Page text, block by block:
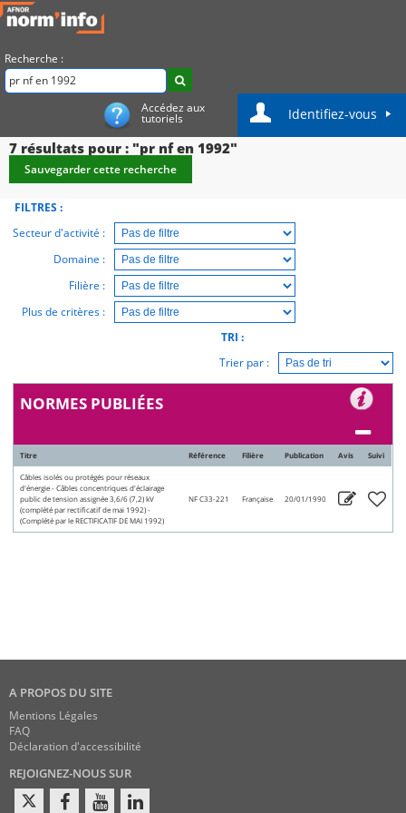
Recherche :
Accédez aux
tutoriels Identifiez-vous
7 résultats pour : "pr nf en 1992"
Sauvegarder cette recherche
FILTRES :
Secteur d'activité :
Domaine :
Filière :
Plus de critères :
TRI :
Trier par :
NORMES PUBLIÉES
Titre Référence Filière Publication Avis Suivi
Câbles isolés ou protégés pour réseaux
d'énergie - Câbles concentriques d'éclairage
public de tension assignée 3,6/6 (7,2) kV
(complété par rectificatif de mai 1992) -
(Complété par le RECTIFICATIF DE MAI 1992)
NF C33-221 Française 20/01/1990
A PROPOS DU SITE
Mentions Légales
FAQ
Déclaration d'accessibilité
REJOIGNEZ-NOUS SUR